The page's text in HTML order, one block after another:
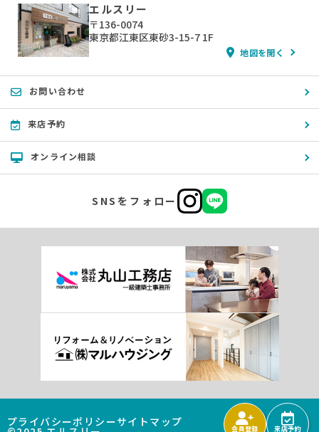
会員登録 来店予約
エルスリー
〒136-0074
東京都江東区東砂3-15-7 1F
地図を開く
お問い合わせ
来店予約
オンライン相談
SNSをフォロー
プライバシーポリシーサイトマップ